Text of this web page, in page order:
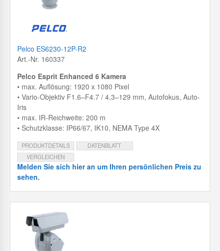
Pelco ES6230-12P-R2
Art.-Nr. 160337
Pelco Esprit Enhanced 6 Kamera
• max. Auflösung: 1920 x 1080 Pixel
• Vario-Objektiv F1.6–F4.7 / 4,3–129 mm, Autofokus, Auto-
Iris
• max. IR-Reichweite: 200 m
• Schutzklasse: IP66/67, IK10, NEMA Type 4X
PRODUKTDETAILS
DATENBLATT
VERGLEICHEN
Melden Sie sich hier an um Ihren persönlichen Preis zu
sehen.